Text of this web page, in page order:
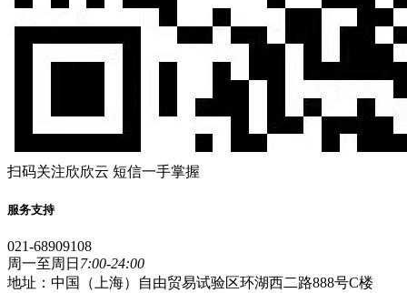
扫码关注欣欣云 短信一手掌握
服务支持
021-68909108
周一至周日 7:00-24:00
地址：中国（上海）自由贸易试验区环湖西二路888号C楼